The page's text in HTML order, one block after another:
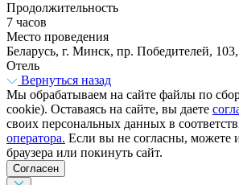
Продолжительность
7 часов
Место проведения
Беларусь, г. Минск, пр. Победителей,
Отель
Вернуться назад
Мы обрабатываем на сайте файлы по
cookie). Оставаясь на сайте, вы даете
своих персональных данных в
оператора. Если вы не согласны, можете
браузера или покинуть сайт.
Согласен